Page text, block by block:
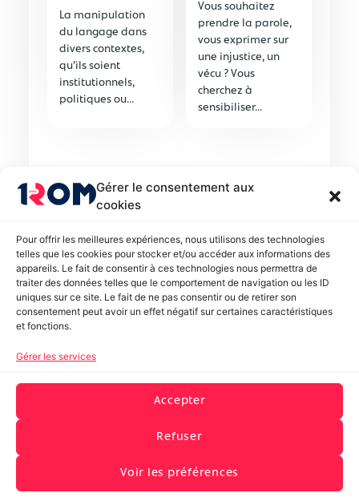
Gérer le consentement aux
cookies
Pour offrir les meilleures expériences, nous utilisons des technologies
telles que les cookies pour stocker et/ou accéder aux informations des
appareils. Le fait de consentir à ces technologies nous permettra de
traiter des données telles que le comportement de navigation ou les ID
uniques sur ce site. Le fait de ne pas consentir ou de retirer son
consentement peut avoir un effet négatif sur certaines caractéristiques
et fonctions.
Gérer les services
Accepter
Refuser
Voir les préférences
La manipulation
du langage dans
divers contextes,
qu’ils soient
institutionnels,
politiques ou...
Vous souhaitez
prendre la parole,
vous exprimer sur
une injustice, un
vécu ? Vous
cherchez à
sensibiliser...